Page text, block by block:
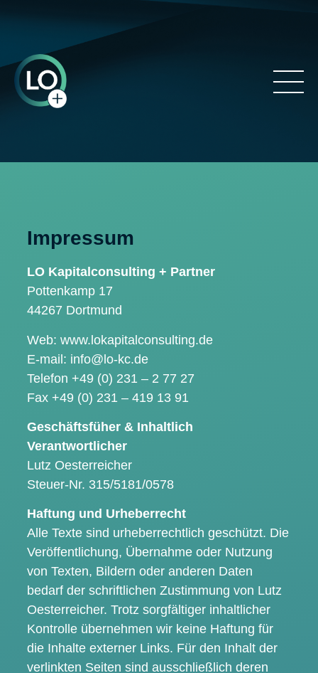
Impressum
LO Kapitalconsulting + Partner
Pottenkamp 17
44267 Dortmund
Web: www.lokapitalconsulting.de
E-mail: info@lo-kc.de
Telefon +49 (0) 231 – 2 77 27
Fax +49 (0) 231 – 419 13 91
Geschäftsfüher & Inhaltlich
Verantwortlicher
Lutz Oesterreicher
Steuer-Nr. 315/5181/0578
Haftung und Urheberrecht
Alle Texte sind urheberrechtlich geschützt. Die
Veröffentlichung, Übernahme oder Nutzung
von Texten, Bildern oder anderen Daten
bedarf der schriftlichen Zustimmung von Lutz
Oesterreicher. Trotz sorgfältiger inhaltlicher
Kontrolle übernehmen wir keine Haftung für
die Inhalte externer Links. Für den Inhalt der
verlinkten Seiten sind ausschließlich deren